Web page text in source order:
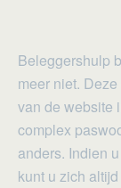
Beleggershulp
meer niet.
van de website
complex
anders. Indien
kunt u zich